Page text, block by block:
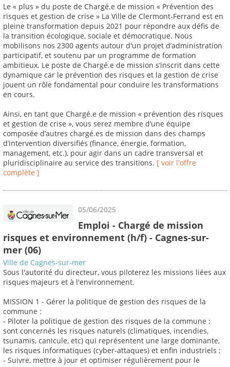
Le « plus » du poste de Chargé.e de mission « Prévention des
risques et gestion de crise » La Ville de Clermont-Ferrand est en
pleine transformation depuis 2021 pour répondre aux défis de
la transition écologique, sociale et démocratique. Nous
mobilisons nos 2300 agents autour d'un projet d’administration
participatif, et soutenu par un programme de formation
ambitieux. Le poste de Chargé.e de mission s’inscrit dans cette
dynamique car le prévention des risques et la gestion de crise
jouent un rôle fondamental pour conduire les transformations
en cours.
Ainsi, en tant que Chargé.e de mission « prévention des risques
et gestion de crise », vous serez membre d’une équipe
composée d’autres chargé.es de mission dans des champs
d’intervention diversifiés (finance, énergie, formation,
management, etc.), pour agir dans un cadre transversal et
pluridisciplinaire au service des transitions. [ voir l'offre
complète ]
05/06/2025
Emploi - Chargé de mission
risques et environnement (h/f) - Cagnes-sur-
mer (06)
Ville de Cagnes-sur-mer
Sous l'autorité du directeur, vous piloterez les missions liées aux
risques majeurs et à l'environnement.
MISSION 1 - Gérer la politique de gestion des risques de la
commune :
- Piloter la politique de gestion des risques de la commune :
sont concernés les risques naturels (climatiques, incendies,
tsunamis, canicule, etc) qui représentent une large dominante,
les risques informatiques (cyber-attaques) et enfin industriels ;
- Suivre, mettre à jour et optimiser régulièrement pour le